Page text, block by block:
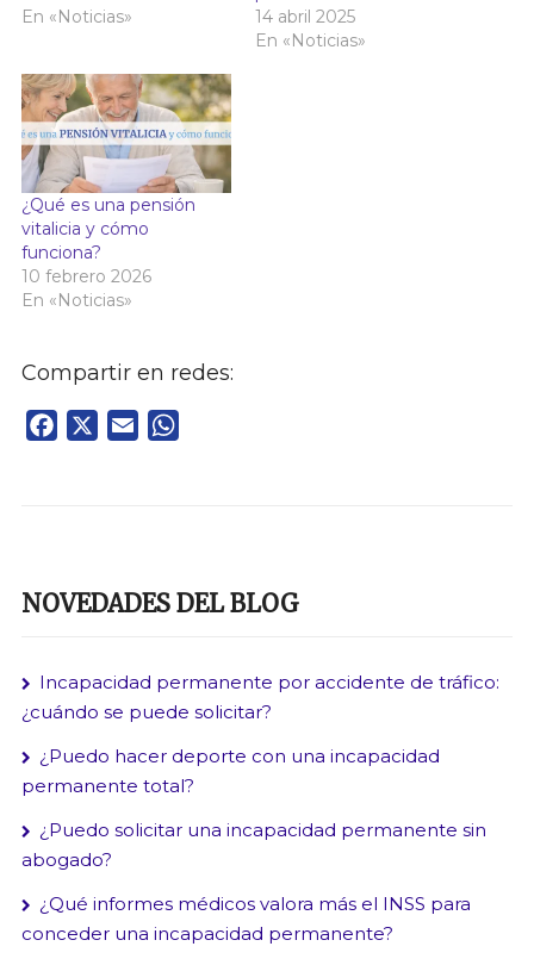
En «Noticias»
14 abril 2025
En «Noticias»
¿Qué es una pensión
vitalicia y cómo
funciona?
10 febrero 2026
En «Noticias»
Compartir en redes:
Facebook Email
NOVEDADES DEL BLOG
Incapacidad permanente por accidente de tráfico:
¿cuándo se puede solicitar?
¿Puedo hacer deporte con una incapacidad
permanente total?
¿Puedo solicitar una incapacidad permanente sin
abogado?
¿Qué informes médicos valora más el INSS para
conceder una incapacidad permanente?